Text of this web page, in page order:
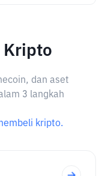
Kripto
dan aset
3 langkah
kripto.